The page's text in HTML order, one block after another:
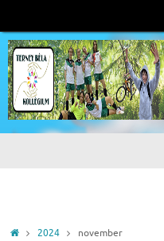
tartalomra
Home2024 november